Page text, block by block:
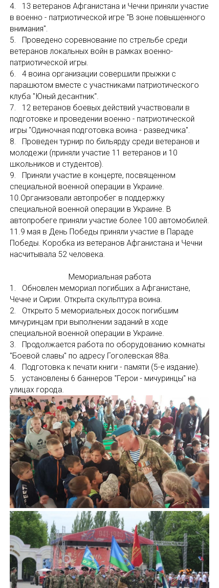
4. 13 ветеранов Афганистана и Чечни приняли участие
в военно - патриотической игре "В зоне повышенного
внимания".
5. Проведено соревнование по стрельбе среди
ветеранов локальных войн в рамках военно-
патриотической игры.
6. 4 воина организации совершили прыжки с
парашютом вместе с участниками патриотического
клуба "Юный десантник".
7. 12 ветеранов боевых действий участвовали в
подготовке и проведении военно - патриотической
игры "Одиночная подготовка воина - разведчика".
8. Проведен турнир по бильярду среди ветеранов и
молодежи (приняли участие 11 ветеранов и 10
школьников и студентов).
9. Приняли участие в концерте, посвященном
специальной военной операции в Украине.
10.Организовали автопробег в поддержку
специальной военной операции в Украине. В
автопробеге приняли участие более 100 автомобилей.
11.9 мая в День Победы приняли участие в Параде
Победы. Коробка из ветеранов Афганистана и Чечни
насчитывала 52 человека.
Мемориальная работа
1. Обновлен мемориал погибших а Афганистане,
Чечне и Сирии. Открыта скульптура воина.
2. Открыто 5 мемориальных досок погибшим
мичуринцам при выполнении заданий в ходе
специальной военной операции в Украине.
3. Продолжается работа по оборудованию комнаты
"Боевой славы" по адресу Гоголевская 88а.
4. Подготовка к печати книги - памяти (5-е издание).
5. установлены 6 баннеров "Герои - мичуринцы" на
улицах города.